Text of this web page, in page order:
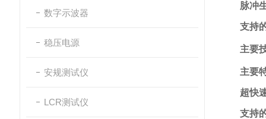
数字示波器
稳压电源
安规测试仪
LCR测试仪
脉冲
支持
主要
主要
超快
支持